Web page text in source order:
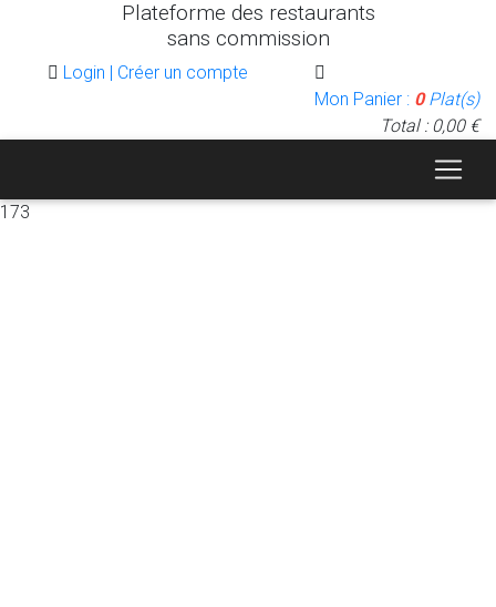
Plateforme des restaurants
sans commission
Login | Créer un compte
Mon Panier : 0Plat(s)
Total : 0,00 €
173